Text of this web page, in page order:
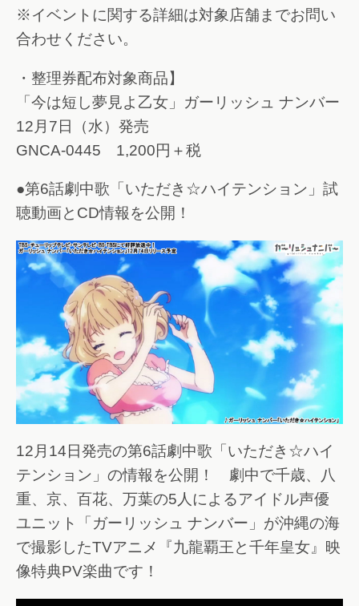
※イベントに関する詳細は対象店舗までお問い
合わせください。
・整理券配布対象商品】
「今は短し夢見よ乙女」ガーリッシュ ナンバー
12月7日（水）発売
GNCA-0445 1,200円＋税
●第6話劇中歌「いただき☆ハイテンション」試
聴動画とCD情報を公開！
12月14日発売の第6話劇中歌「いただき☆ハイ
テンション」の情報を公開！ 劇中で千歳、八
重、京、百花、万葉の5人によるアイドル声優
ユニット「ガーリッシュ ナンバー」が沖縄の海
で撮影したTVアニメ『九龍覇王と千年皇女』映
像特典PV楽曲です！